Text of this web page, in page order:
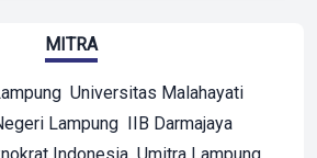
MITRA
Universitas Malahayati
Lampung
IIB Darmajaya